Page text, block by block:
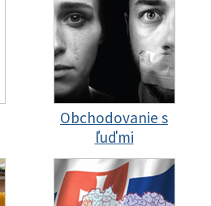
Obchodovanie s
ľuďmi